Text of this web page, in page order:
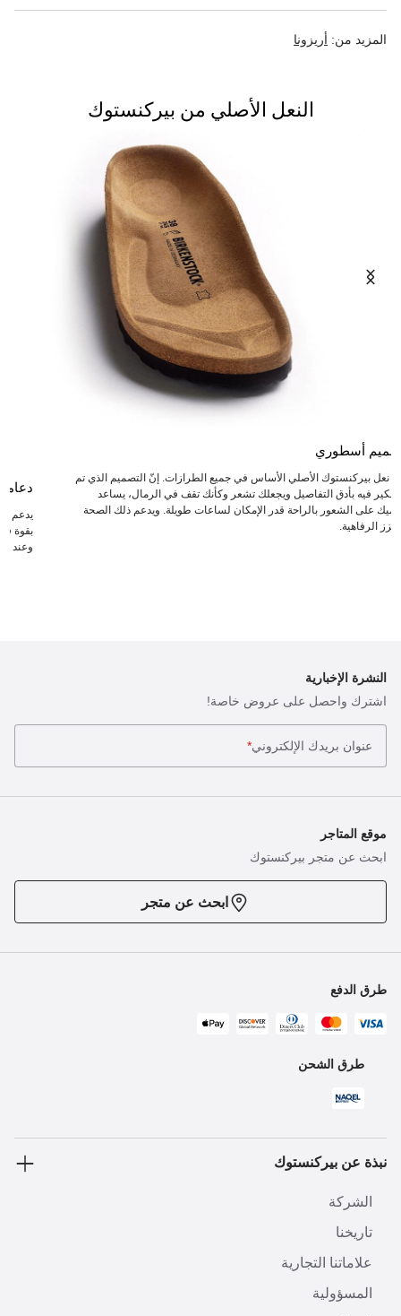
المزيد من: أريزونا
النعل الأصلي من بيركنستوك
أسطوري
نعل بيركنستوك الأصلي الأساس في جميع الطرازات. إنّ التصميم الذي تم
فيه بأدق التفاصيل ويجعلك تشعر وكأنك تقف في الرمال، يساعد
على الشعور بالراحة قدر الإمكان لساعات طويلة. ويدعم ذلك الصحة
الرفاهية.
يدعم
بقوة
وعند
النشرة الإخبارية
اشترك واحصل على عروض خاصة!
عنوان بريدك الإلكتروني*
موقع المتاجر
ابحث عن متجر بيركنستوك
ابحث عن متجر
طرق الدفع
طرق الشحن
نبذة عن بيركنستوك
الشركة
تاريخنا
علاماتنا التجارية
المسؤولية